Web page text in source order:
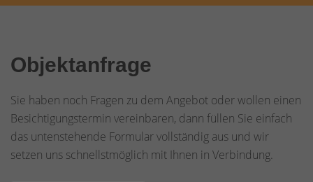
Objektanfrage
Sie haben noch Fragen zu dem Angebot oder wollen einen
Besichtigungstermin vereinbaren, dann füllen Sie einfach
das untenstehende Formular vollständig aus und wir
setzen uns schnellstmöglich mit Ihnen in Verbindung.